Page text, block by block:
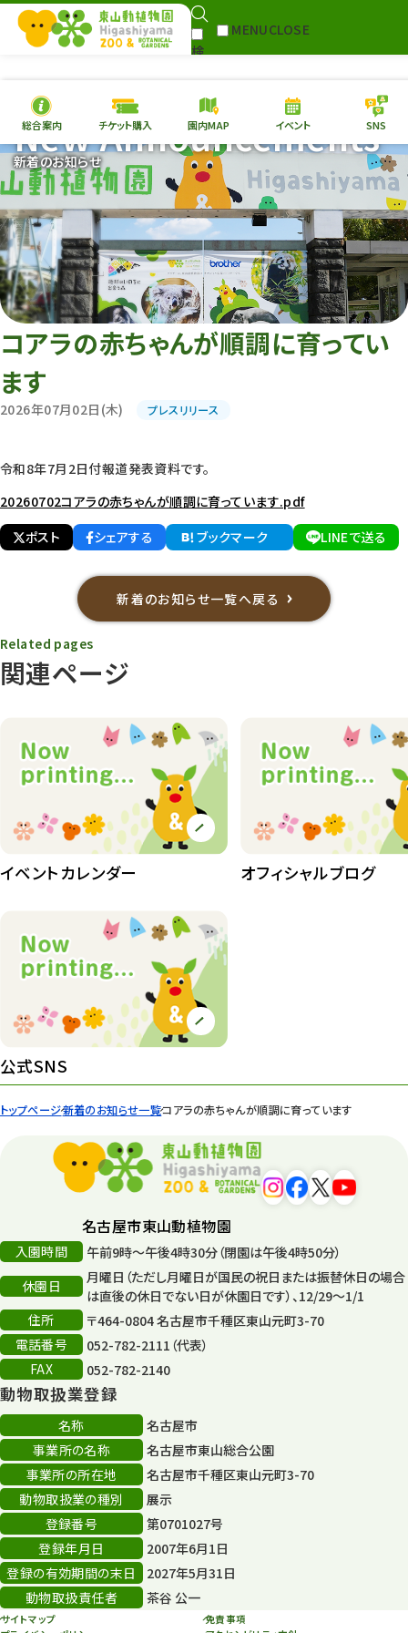
検
MENUCLOSE
本日の開園情報 チケ
園内MAP イベント
総合案内
動物園 植物園
再生プラン
東山動植物園
への支援
環境教育
総合案内 チケット購入 園内MAP イベント SNS
新着のお知らせ
New Announcements
トップページ新着のお知らせ一覧コアラの赤ちゃんが順調に育っています
コアラの赤ちゃんが順調に育ってい
ます
2026年07月02日(木) プレスリリース
令和8年7月2日付報道発表資料です。
20260702コアラの赤ちゃんが順調に育っています.pdf
ポスト
シェアする ブックマーク LINEで送る
新着のお知らせ一覧へ戻る
関連ページ
Related pages
イベントカレンダー オフィシャルブログ
公式SNS
名古屋市東山動植物園
入園時間
午前9時～午後4時30分（閉園は午後4時50分）
休園日
月曜日（ただし月曜日が国民の祝日または振替休日の場合
は直後の休日でない日が休園日です）、12/29～1/1
住所
〒464-0804 名古屋市千種区東山元町3-70
電話番号
052-782-2111（代表）
FAX
052-782-2140
動物取扱業登録
名称
名古屋市
事業所の名称
名古屋市東山総合公園
事業所の所在地
名古屋市千種区東山元町3-70
動物取扱業の種別
展示
登録番号
第0701027号
登録年月日
2007年6月1日
登録の有効期間の末日
2027年5月31日
動物取扱責任者
茶谷 公一
サイトマップ
免責事項